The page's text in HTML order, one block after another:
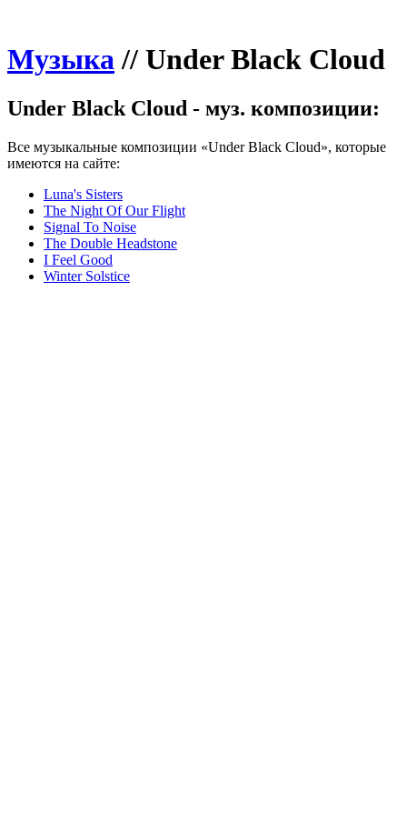
Музыка// Under Black Cloud
Under Black Cloud - муз. композиции:
Все музыкальные композиции «Under Black Cloud», которые
имеются на сайте:
Luna's Sisters
The Night Of Our Flight
Signal To Noise
The Double Headstone
I Feel Good
Winter Solstice